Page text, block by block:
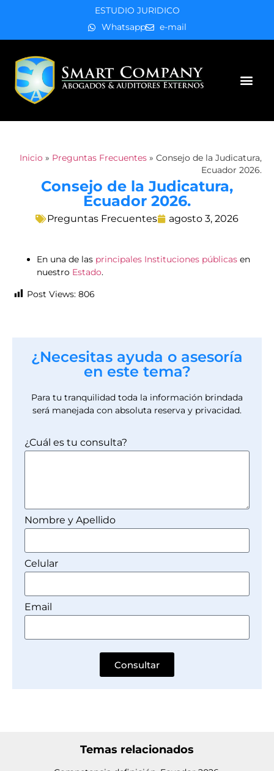
ESTUDIO JURIDICO
Whatsapp
e-mail
Inicio » Preguntas Frecuentes » Consejo de la Judicatura,
Ecuador 2026.
Consejo de la Judicatura,
Ecuador 2026.
Preguntas Frecuentes agosto 3, 2026
En una de las principales Instituciones públicas en
nuestro Estado.
Post Views: 806
¿Necesitas ayuda o asesoría
en este tema?
Para tu tranquilidad toda la información brindada
será manejada con absoluta reserva y privacidad.
¿Cuál es tu consulta?
Nombre y Apellido
Celular
Email
Consultar
Temas relacionados